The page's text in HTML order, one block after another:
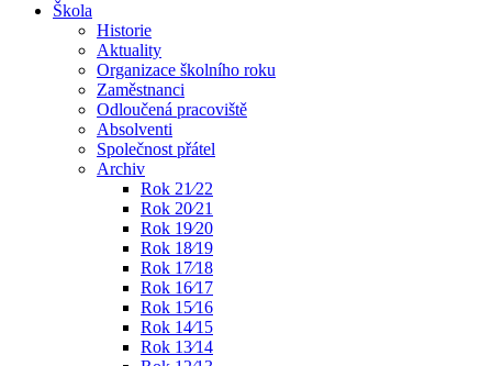
Škola
Historie
Aktuality
Organizace školního roku
Zaměstnanci
Odloučená pracoviště
Absolventi
Společnost přátel
Archiv
Rok 21⁄22
Rok 20⁄21
Rok 19⁄20
Rok 18⁄19
Rok 17⁄18
Rok 16⁄17
Rok 15⁄16
Rok 14⁄15
Rok 13⁄14